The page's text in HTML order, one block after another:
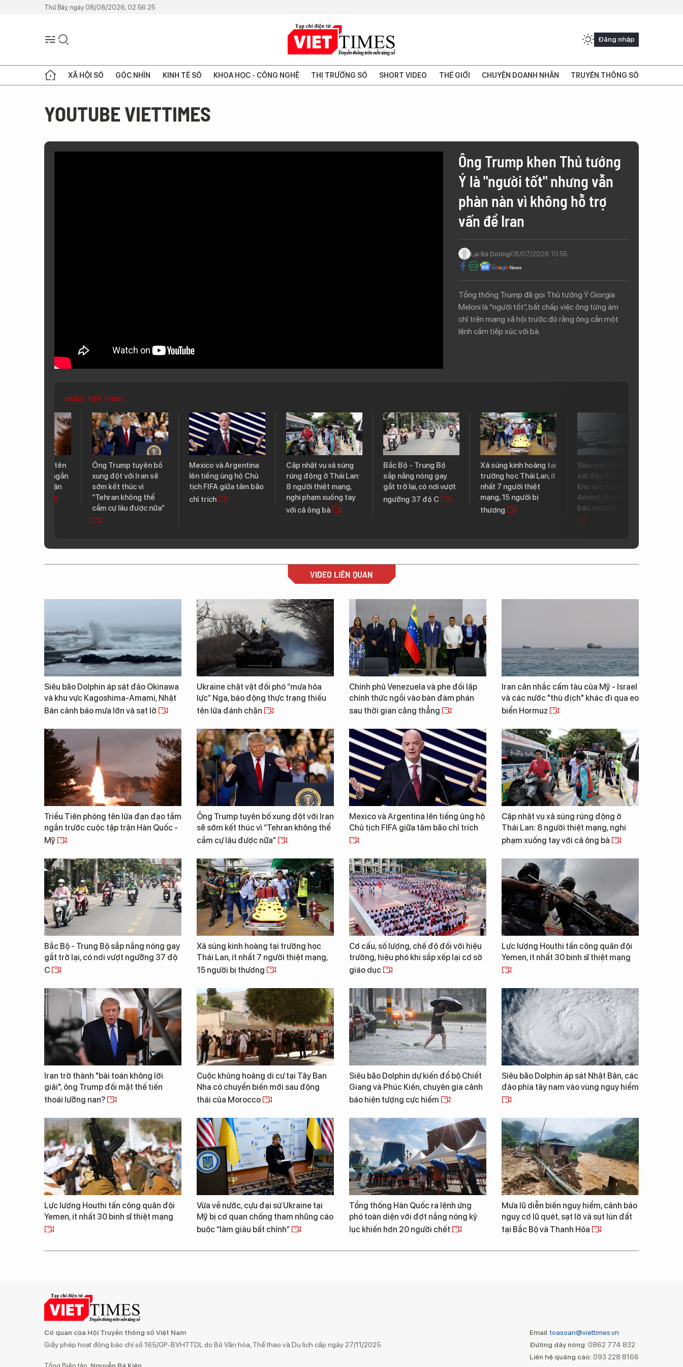
Thứ Bảy, ngày 08/08/2026, 02:56:25
Đăng nhập
XÃ HỘI SỐ GÓC NHÌN KINH TẾ SỐ KHOA HỌC - CÔNG NGHỆ THỊ TRƯỜNG SỐ SHORT VIDEO THẾ GIỚI CHUYỆN DOANH NHÂN TRUYỀN THÔNG SỐ
YOUTUBE VIETTIMES
Ông Trump khen Thủ tướng
Ý là "người tốt" nhưng vẫn
phàn nàn vì không hỗ trợ
vấn đề Iran
Lại Bá Dương08/07/2026 10:55
Tổng thống Trump đã gọi Thủ tướng Ý Giorgia
Meloni là “người tốt”, bất chấp việc ông từng ám
chỉ trên mạng xã hội trước đó rằng ông cần một
lệnh cấm tiếp xúc với bà.
VIDEO TIẾP THEO
Ông Trump tuyên bố
xung đột với Iran sẽ
sớm kết thúc vì
“Tehran không thể
cầm cự lâu được nữa”
Mexico và Argentina
lên tiếng ủng hộ Chủ
tịch FIFA giữa tâm bão
chỉ trích
Cập nhật vụ xả súng
rúng động ở Thái Lan:
8 người thiệt mạng,
nghi phạm xuống tay
với cả ông bà
Bắc Bộ - Trung Bộ
sắp nắng nóng gay
gắt trở lại, có nơi vượt
ngưỡng 37 độ C
Xả súng kinh hoàng tại
trường học Thái Lan, ít
nhất 7 người thiệt
mạng, 15 người bị
thương
Siêu bão Dolphin áp
sát đảo Okinawa và
khu vực Kagoshima-
Amami, Nhật Bản cảnh
báo mưa lớn và sạt lở
VIDEO LIÊN QUAN
Siêu bão Dolphin áp sát đảo Okinawa
và khu vực Kagoshima-Amami, Nhật
Bản cảnh báo mưa lớn và sạt lở
Ukraine chật vật đối phó “mưa hỏa
lực” Nga, báo động thực trạng thiếu
tên lửa đánh chặn
Chính phủ Venezuela và phe đối lập
chính thức ngồi vào bàn đàm phán
sau thời gian căng thẳng
Iran cân nhắc cấm tàu của Mỹ - Israel
và các nước "thù địch" khác đi qua eo
biển Hormuz
Triều Tiên phóng tên lửa đạn đạo tầm
ngắn trước cuộc tập trận Hàn Quốc -
Mỹ
Ông Trump tuyên bố xung đột với Iran
sẽ sớm kết thúc vì “Tehran không thể
cầm cự lâu được nữa”
Mexico và Argentina lên tiếng ủng hộ
Chủ tịch FIFA giữa tâm bão chỉ trích
Cập nhật vụ xả súng rúng động ở
Thái Lan: 8 người thiệt mạng, nghi
phạm xuống tay với cả ông bà
Bắc Bộ - Trung Bộ sắp nắng nóng gay
gắt trở lại, có nơi vượt ngưỡng 37 độ
C
Xả súng kinh hoàng tại trường học
Thái Lan, ít nhất 7 người thiệt mạng,
15 người bị thương
Cơ cấu, số lượng, chế độ đối với hiệu
trưởng, hiệu phó khi sắp xếp lại cơ sở
giáo dục
Lực lượng Houthi tấn công quân đội
Yemen, ít nhất 30 binh sĩ thiệt mạng
Iran trở thành "bài toán không lời
giải", ông Trump đối mặt thế tiến
thoái lưỡng nan?
Cuộc khủng hoảng di cư tại Tây Ban
Nha có chuyển biến mới sau động
thái của Morocco
Siêu bão Dolphin dự kiến đổ bộ Chiết
Giang và Phúc Kiến, chuyên gia cảnh
báo hiện tượng cực hiếm
Siêu bão Dolphin áp sát Nhật Bản, các
đảo phía tây nam vào vùng nguy hiểm
Lực lượng Houthi tấn công quân đội
Yemen, ít nhất 30 binh sĩ thiệt mạng
Vừa về nước, cựu đại sứ Ukraine tại
Mỹ bị cơ quan chống tham nhũng cáo
buộc “làm giàu bất chính”
Tổng thống Hàn Quốc ra lệnh ứng
phó toàn diện với đợt nắng nóng kỷ
lục khiến hơn 20 người chết
Mưa lũ diễn biến nguy hiểm, cảnh báo
nguy cơ lũ quét, sạt lở và sụt lún đất
tại Bắc Bộ và Thanh Hóa
Cơ quan của Hội Truyền thông số Việt Nam
Giấy phép hoạt động báo chí số 165/GP-BVHTTDL do Bộ Văn hóa, Thể thao và Du lịch cấp ngày 27/11/2025
Tổng Biên tập: Nguyễn Bá Kiên
Email:toasoan@viettimes.vn
Đường dây nóng: 0862 774 832
Liên hệ quảng cáo: 093 228 8166